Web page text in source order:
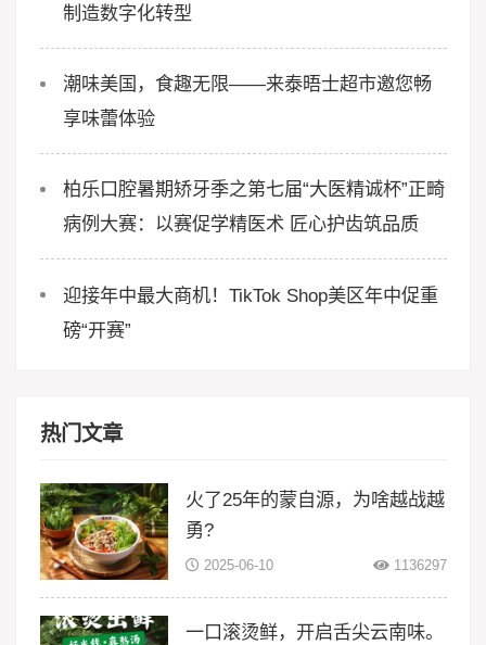
制造数字化转型
潮味美国，食趣无限——来泰晤士超市邀您畅
享味蕾体验
柏乐口腔暑期矫牙季之第七届“大医精诚杯”正畸
病例大赛：以赛促学精医术 匠心护齿筑品质
迎接年中最大商机！TikTok Shop美区年中促重
磅“开赛”
热门文章
火了25年的蒙自源，为啥越战越
勇?
2025-06-10 1136297
一口滚烫鲜，开启舌尖云南味。